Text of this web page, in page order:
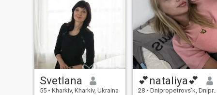
Svetlana
55 • Kharkiv, Kharkiv, Ukraina
💕nataliya💕
28 • Dnipropetrovs'k, Dnipropetrovs'k, Ukraina